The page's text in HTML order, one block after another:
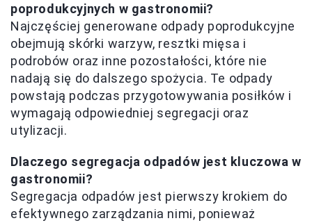
poprodukcyjnych w gastronomii?
Najczęściej generowane odpady poprodukcyjne
obejmują skórki warzyw, resztki mięsa i
podrobów oraz inne pozostałości, które nie
nadają się do dalszego spożycia. Te odpady
powstają podczas przygotowywania posiłków i
wymagają odpowiedniej segregacji oraz
utylizacji.
Dlaczego segregacja odpadów jest kluczowa w
gastronomii?
Segregacja odpadów jest pierwszy krokiem do
efektywnego zarządzania nimi, ponieważ